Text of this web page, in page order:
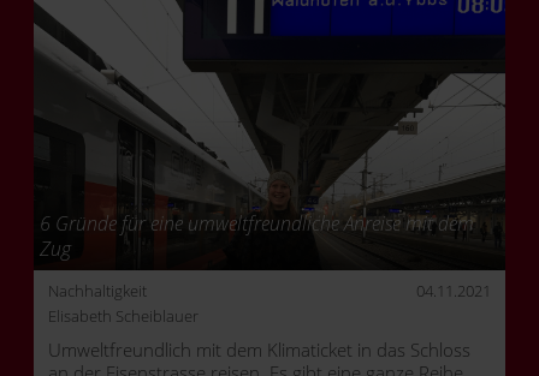
6 Gründe für eine umweltfreundliche Anreise mit dem
Zug
Nachhaltigkeit
04.11.2021
Elisabeth Scheiblauer
Umweltfreundlich mit dem Klimaticket in das Schloss